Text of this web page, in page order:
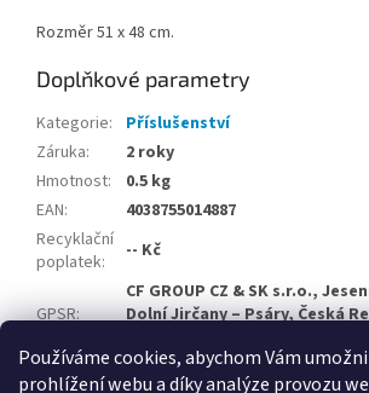
Používáme cookies, abychom Vám
prohlížení webu a díky analýze provozu
Rozměr 51 x 48 cm.
Doplňkové parametry
Kategorie:
Příslušenství
Záruka:
2 roky
Hmotnost:
0.5 kg
EAN:
4038755014887
Recyklační
poplatek: -- Kč
GPSR:
CF GROUP CZ & SK s.r.o.,
Dolní Jirčany – Psáry, Česká